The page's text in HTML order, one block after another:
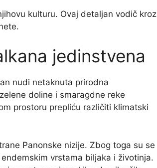
kulturu. Ovaj detaljan vodič kroz
jedinstvena
nudi netaknuta prirodna
doline i smaragdne reke
prostoru prepliću različiti klimatski
Panonske nizije. Zbog toga su se
vrstama biljaka i životinja.